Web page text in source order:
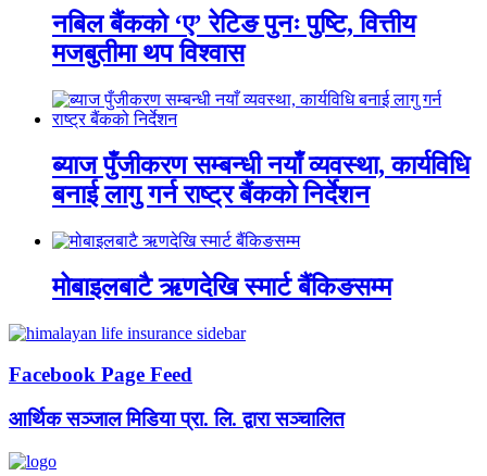
नबिल बैंकको ‘ए’ रेटिङ पुनः पुष्टि, वित्तीय
मजबुतीमा थप विश्वास
ब्याज पुँजीकरण सम्बन्धी नयाँ व्यवस्था, कार्यविधि
बनाई लागु गर्न राष्ट्र बैंकको निर्देशन
मोबाइलबाटै ऋणदेखि स्मार्ट बैंकिङसम्म
Facebook Page Feed
आर्थिक सञ्जाल मिडिया प्रा. लि. द्वारा सञ्चालित